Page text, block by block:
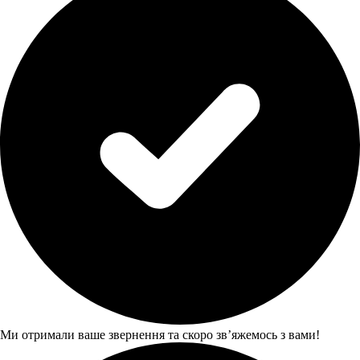
Ми отримали ваше звернення та скоро звʼяжемось з вами!